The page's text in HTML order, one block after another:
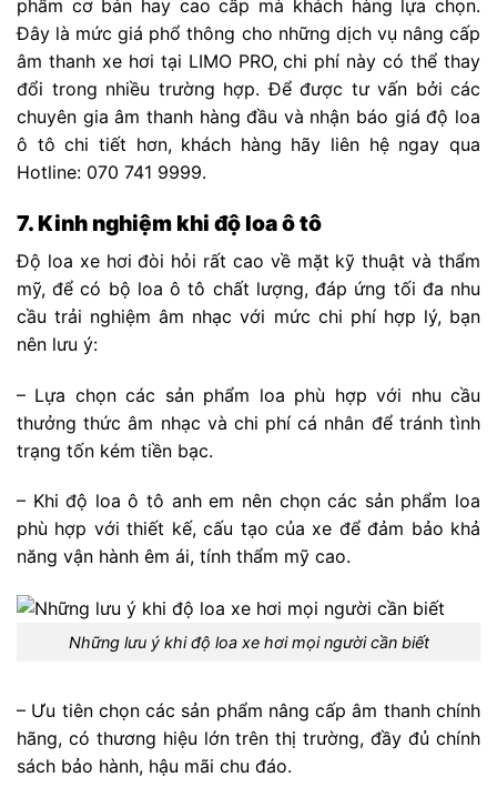
phẩm cơ bản hay cao cấp mà khách hàng lựa chọn.
Đây là mức giá phổ thông cho những dịch vụ nâng cấp
âm thanh xe hơi tại LIMO PRO, chi phí này có thể thay
đổi trong nhiều trường hợp. Để được tư vấn bởi các
chuyên gia âm thanh hàng đầu và nhận báo giá độ loa
ô tô chi tiết hơn, khách hàng hãy liên hệ ngay qua
Hotline: 070 741 9999.
7. Kinh nghiệm khi độ loa ô tô
Độ loa xe hơi đòi hỏi rất cao về mặt kỹ thuật và thẩm
mỹ, để có bộ loa ô tô chất lượng, đáp ứng tối đa nhu
cầu trải nghiệm âm nhạc với mức chi phí hợp lý, bạn
nên lưu ý:
– Lựa chọn các sản phẩm loa phù hợp với nhu cầu
thưởng thức âm nhạc và chi phí cá nhân để tránh tình
trạng tốn kém tiền bạc.
– Khi độ loa ô tô anh em nên chọn các sản phẩm loa
phù hợp với thiết kế, cấu tạo của xe để đảm bảo khả
năng vận hành êm ái, tính thẩm mỹ cao.
Những lưu ý khi độ loa xe hơi mọi người cần biết
– Ưu tiên chọn các sản phẩm nâng cấp âm thanh chính
hãng, có thương hiệu lớn trên thị trường, đầy đủ chính
sách bảo hành, hậu mãi chu đáo.